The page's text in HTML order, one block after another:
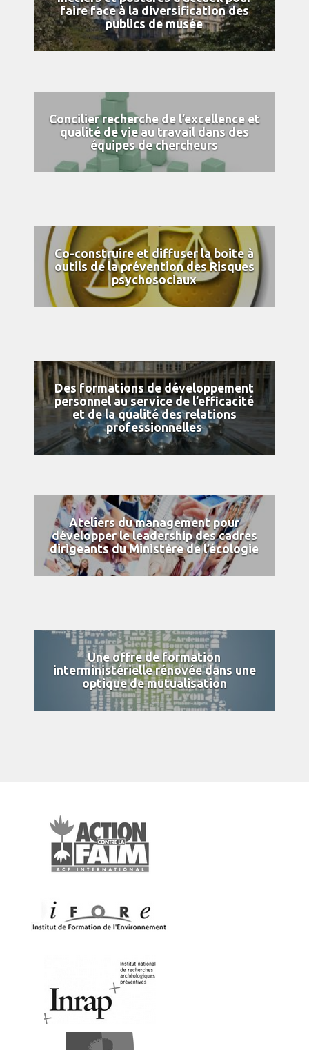
faire face à la diversification des
publics de musée
Concilier recherche de l’excellence et
qualité de vie au travail dans des
équipes de chercheurs
Co-construire et diffuser la boite à
outils de la prévention des Risques
psychosociaux
Des formations de développement
personnel au service de l’efficacité
et de la qualité des relations
professionnelles
Ateliers du management pour
développer le leadership des cadres
dirigeants du Ministère de l’écologie
Une offre de formation
interministérielle rénovée dans une
optique de mutualisation